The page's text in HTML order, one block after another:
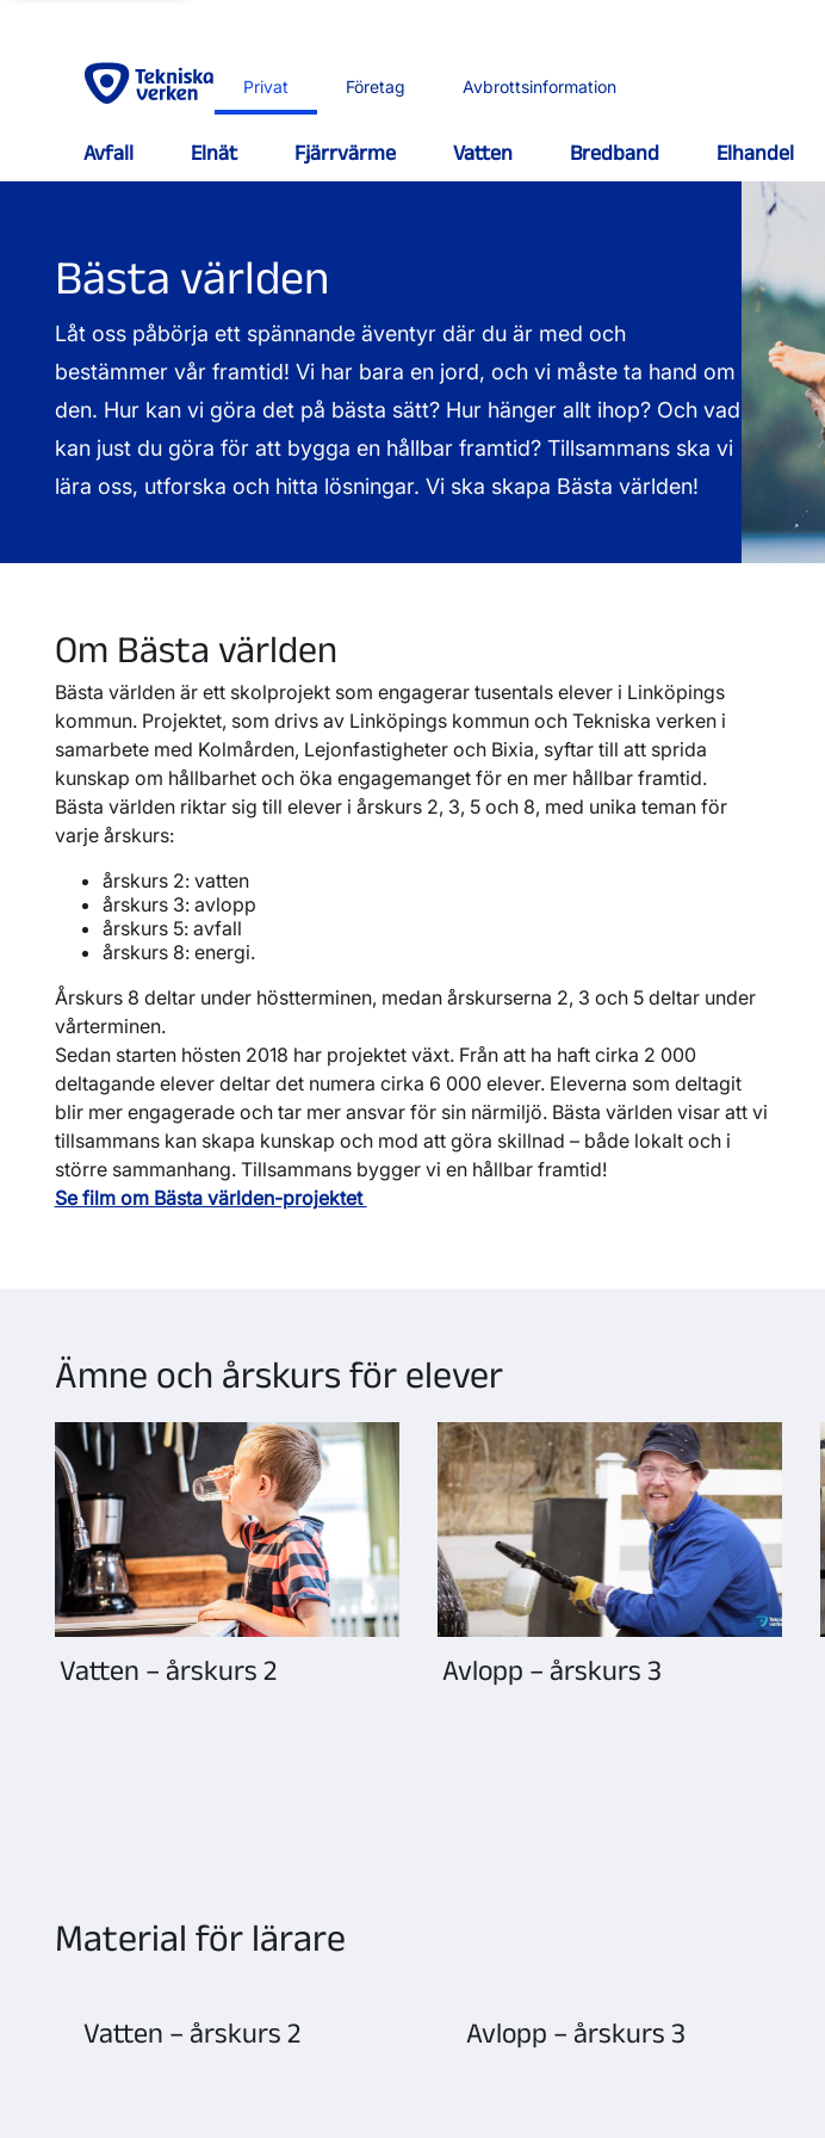
Privat Företag Avbrottsinformation
Avfall Elnät Fjärrvärme Vatten Bredband Elhandel
Bästa världen
Låt oss påbörja ett spännande äventyr där du är med och
bestämmer vår framtid! Vi har bara en jord, och vi måste ta hand om
den. Hur kan vi göra det på bästa sätt? Hur hänger allt ihop? Och vad
kan just du göra för att bygga en hållbar framtid? Tillsammans ska vi
lära oss, utforska och hitta lösningar. Vi ska skapa Bästa världen!
Om Bästa världen
Bästa världen är ett skolprojekt som engagerar tusentals elever i Linköpings
kommun. Projektet, som drivs av Linköpings kommun och Tekniska verken i
samarbete med Kolmården, Lejonfastigheter och Bixia, syftar till att sprida
kunskap om hållbarhet och öka engagemanget för en mer hållbar framtid.
Bästa världen riktar sig till elever i årskurs 2, 3, 5 och 8, med unika teman för
varje årskurs:
årskurs 2: vatten
årskurs 3: avlopp
årskurs 5: avfall
årskurs 8: energi.
Årskurs 8 deltar under höstterminen, medan årskurserna 2, 3 och 5 deltar under
vårterminen.
Sedan starten hösten 2018 har projektet växt. Från att ha haft cirka 2 000
deltagande elever deltar det numera cirka 6 000 elever. Eleverna som deltagit
blir mer engagerade och tar mer ansvar för sin närmiljö. Bästa världen visar att vi
tillsammans kan skapa kunskap och mod att göra skillnad – både lokalt och i
större sammanhang. Tillsammans bygger vi en hållbar framtid!
Se film om Bästa världen-projektet
Ämne och årskurs för elever
Vatten – årskurs 2 Avlopp – årskurs 3
4
Material för lärare
Vatten – årskurs 2 Avlopp – årskurs 3